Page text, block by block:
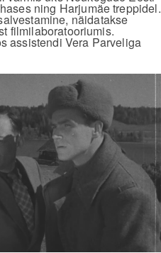
ning Harjumäe treppidel.
näidatakse
filmilaboratooriumis.
assistendi Vera Parveliga